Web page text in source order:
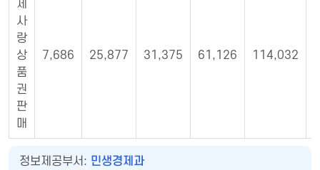
제
사
랑
상
품
권
판
매
7,686 25,877 31,375 61,126 114,032
정보제공부서: 민생경제과